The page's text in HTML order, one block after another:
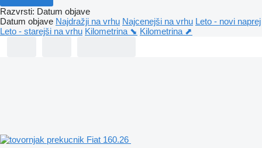
Razvrsti: Datum objave
Datum objave Najdražji na vrhu Najcenejši na vrhu Leto - novi naprej
Leto - starejši na vrhu Kilometrina ⬊ Kilometrina ⬈